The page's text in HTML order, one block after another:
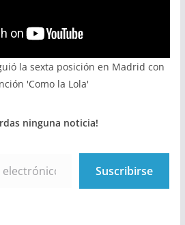
la sexta posición en Madrid con
'Como la Lola'
ninguna noticia!
Suscribirse